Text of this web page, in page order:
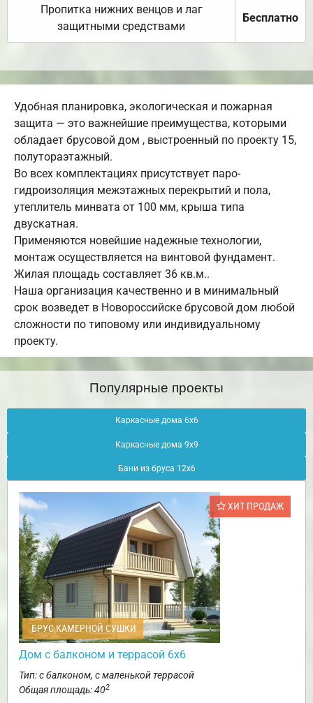
Пропитка нижних венцов и лаг
защитными средствами
Бесплатно
Удобная планировка, экологическая и пожарная
защита — это важнейшие преимущества, которыми
обладает брусовой дом , выстроенный по проекту 15,
полутораэтажный.
Во всех комплектациях присутствует паро-
гидроизоляция межэтажных перекрытий и пола,
утеплитель минвата от 100 мм, крыша типа
двускатная.
Применяются новейшие надежные технологии,
монтаж осуществляется на винтовой фундамент.
Жилая площадь составляет 36 кв.м..
Наша организация качественно и в минимальный
срок возведет в Новороссийске брусовой дом любой
сложности по типовому или индивидуальному
проекту.
Популярные проекты
Каркасные дома 6х6
Каркасные дома 9х9
Бани из бруса 12х6
ХИТ ПРОДАЖ
БРУС КАМЕРНОЙ СУШКИ
Дом с балконом и террасой 6х6
Тип: с балконом, с маленькой террасой
Общая площадь: 402